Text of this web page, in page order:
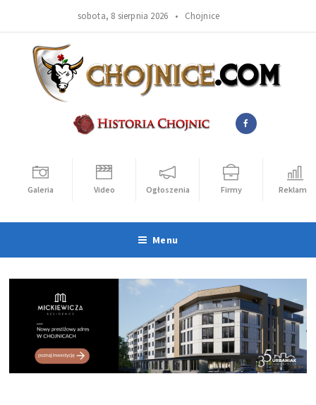
sobota, 8 sierpnia 2026 • Chojnice
Galeria Video Ogłoszenia Firmy Reklama
Menu